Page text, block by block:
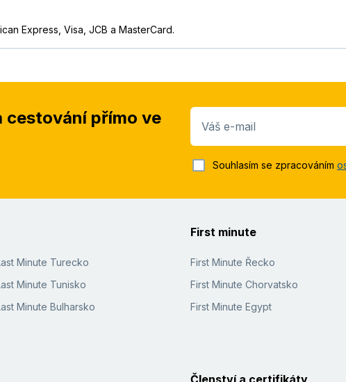
Express, Visa, JCB a MasterCard.
cestování přímo ve
Váš e-mail
Souhlasím se zpracováním
Minute Turecko
Minute Tunisko
Minute Bulharsko
First minute
First Minute Řecko
First Minute Chorvatsko
First Minute Egypt